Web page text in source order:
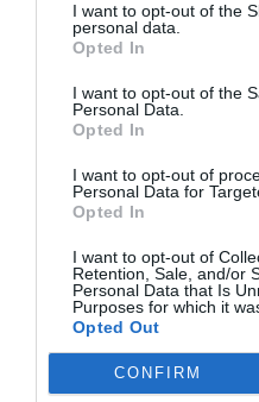
I want to opt-out of the
personal data.
Opted In
I want to opt-out of the
Personal Data.
Opted In
I want to opt-out of
Personal Data for
Opted In
I want to opt-out of
Retention, Sale, and/or
Personal Data that Is
Purposes for which it
Opted Out
CONFIRM
aceitação, quer por
parte da crítica. Para
‘box office’, segundo o
Tomatoes, o filme
89% por parte dos